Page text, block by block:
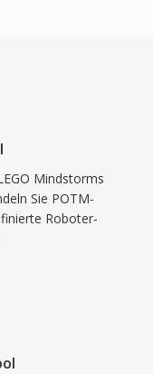
Mindstorms
Sie POTM-
Roboter-